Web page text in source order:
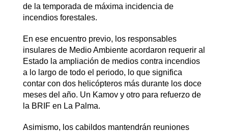
de la temporada de máxima incidencia de
incendios forestales.
En ese encuentro previo, los responsables
insulares de Medio Ambiente acordaron requerir al
Estado la ampliación de medios contra incendios
a lo largo de todo el periodo, lo que significa
contar con dos helicópteros más durante los doce
meses del año. Un Kamov y otro para refuerzo de
la BRIF en La Palma.
Asimismo, los cabildos mantendrán reuniones